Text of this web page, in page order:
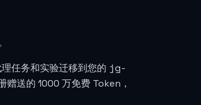
任务和实验迁移到您的 jg-
送的 1000 万免费 Token，